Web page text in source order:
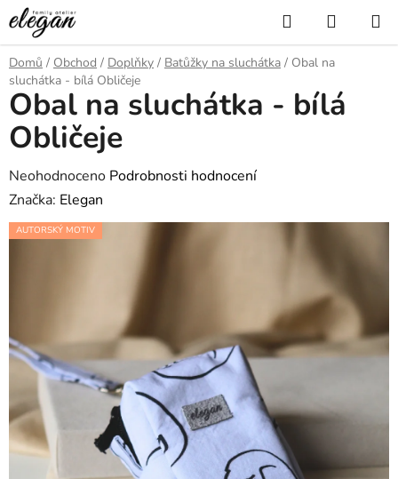
Přejít
na
obsah
Hledat
KOŠÍK
Domů / Obchod / Doplňky / Batůžky na sluchátka / Obal na
sluchátka - bílá Obličeje
Obal na sluchátka - bílá
Obličeje
Průměrné
hodnocení
produktu
hvězdiček.
Neohodnoceno Podrobnosti hodnocení
Značka: Elegan
AUTORSKÝ MOTIV